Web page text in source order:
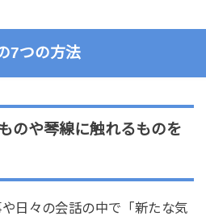
7つの方法
のや琴線に触れるものを
日々の会話の中で「新たな気